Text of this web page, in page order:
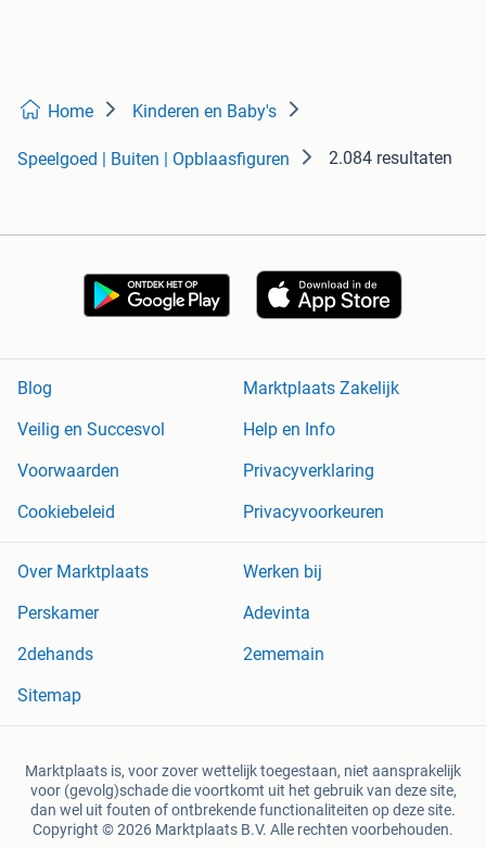
Home Kinderen en Baby's
Speelgoed | Buiten | Opblaasfiguren 2.084 resultaten
Blog
Marktplaats Zakelijk
Veilig en Succesvol
Help en Info
Voorwaarden
Privacyverklaring
Cookiebeleid
Privacyvoorkeuren
Over Marktplaats
Werken bij
Perskamer
Adevinta
2dehands
2ememain
Sitemap
Marktplaats is, voor zover wettelijk toegestaan, niet aansprakelijk
voor (gevolg)schade die voortkomt uit het gebruik van deze site,
dan wel uit fouten of ontbrekende functionaliteiten op deze site.
Copyright © 2026 Marktplaats B.V. Alle rechten voorbehouden.